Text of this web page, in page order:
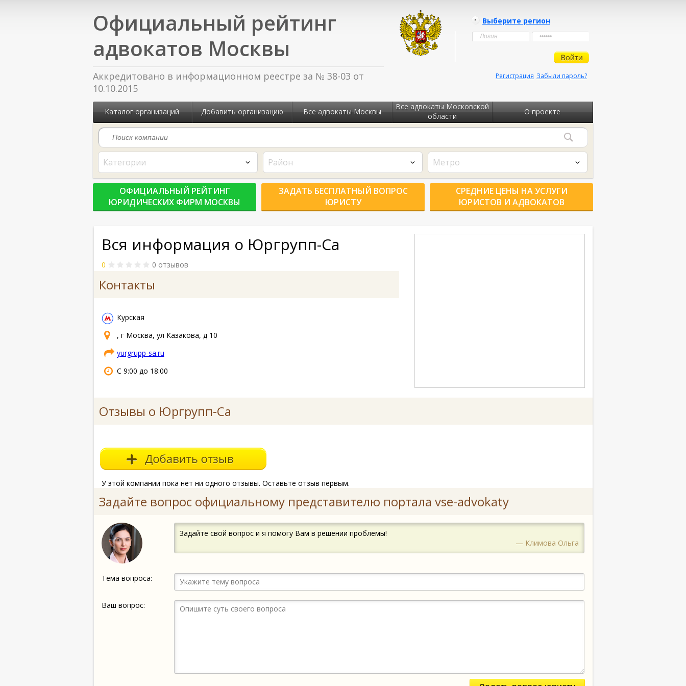
Официальный рейтинг
адвокатов Москвы
Аккредитовано в информационном реестре за № 38-03 от
10.10.2015
Выберите регион
Забыли пароль?
Регистрация
Каталог организаций Добавить организацию Все адвокаты Москвы
Все адвокаты Московской
области
О проекте
Категории Район Метро
ОФИЦИАЛЬНЫЙ РЕЙТИНГ
ЮРИДИЧЕСКИХ ФИРМ МОСКВЫ
ЗАДАТЬ БЕСПЛАТНЫЙ ВОПРОС
ЮРИСТУ
СРЕДНИЕ ЦЕНЫ НА УСЛУГИ
ЮРИСТОВ И АДВОКАТОВ
Вся информация о Юргрупп-Са
0 0 отзывов
Контакты
Курская
, г Москва, ул Казакова, д 10
yurgrupp-sa.ru
С 9:00 до 18:00
Отзывы о Юргрупп-Са
У этой компании пока нет ни одного отзывы. Оставьте отзыв первым.
Задайте вопрос официальному представителю портала vse-advokaty
Задайте свой вопрос и я помогу Вам в решении проблемы!
— Климова Ольга
Тема вопроса:
Ваш вопрос: